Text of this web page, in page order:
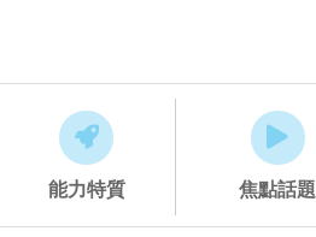
能力特質 焦點話題